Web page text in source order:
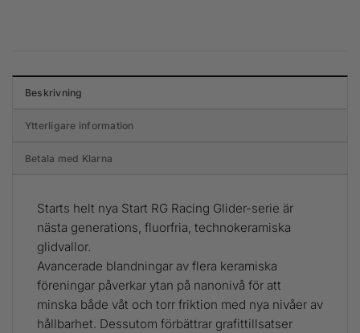
Beskrivning
Ytterligare information
Betala med Klarna
Starts helt nya Start RG Racing Glider-serie är
nästa generations, fluorfria, technokeramiska
glidvallor.
Avancerade blandningar av flera keramiska
föreningar påverkar ytan på nanonivå för att
minska både våt och torr friktion med nya nivåer av
hållbarhet. Dessutom förbättrar grafittillsatser